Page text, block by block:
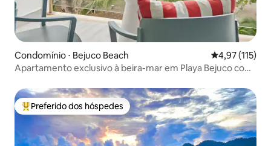
Condomínio ⋅ Bejuco Beach 4,97 de uma
4,97 (115)
Apartamento exclusivo à beira-mar em Playa Bejuco com
Entre os melhores preferidos dos hóspedes
Preferido dos hóspedes